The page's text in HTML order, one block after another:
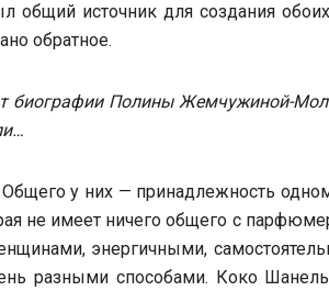
общий источник для создания
обратное.
биографии Полины Жемчужиной-
у них — принадлежность
не имеет ничего общего с
энергичными,
разными способами. Коко